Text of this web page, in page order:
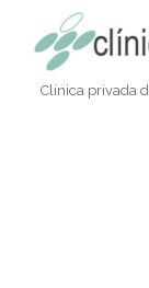
contenido
Clínica privada